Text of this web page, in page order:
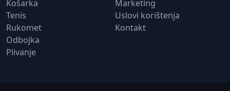
Košarka
Tenis
Rukomet
Odbojka
Plivanje
Marketing
Uslovi korištenja
Kontakt